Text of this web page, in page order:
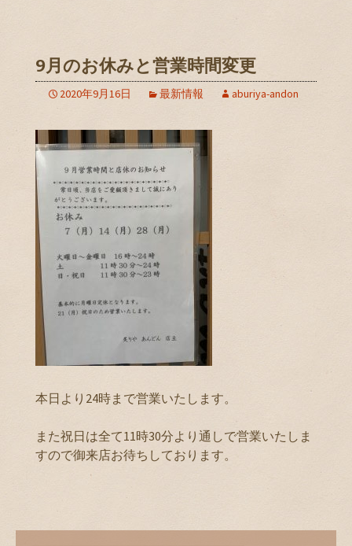
9月のお休みと営業時間変更
2020年9月16日 最新情報 aburiya-andon
本日より24時まで営業いたします。
また祝日は全て11時30分より通しで営業いたしま
すので御来店お待ちしております。